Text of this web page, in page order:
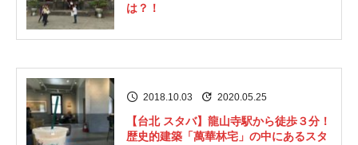
は？！
2018.10.03 2020.05.25
【台北 スタバ】龍山寺駅から徒歩３分！
歴史的建築「萬華林宅」の中にあるスタ